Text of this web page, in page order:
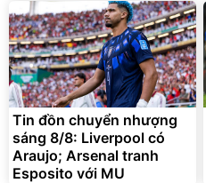
Tin đồn chuyển nhượng
sáng 8/8: Liverpool có
Araujo; Arsenal tranh
Esposito với MU